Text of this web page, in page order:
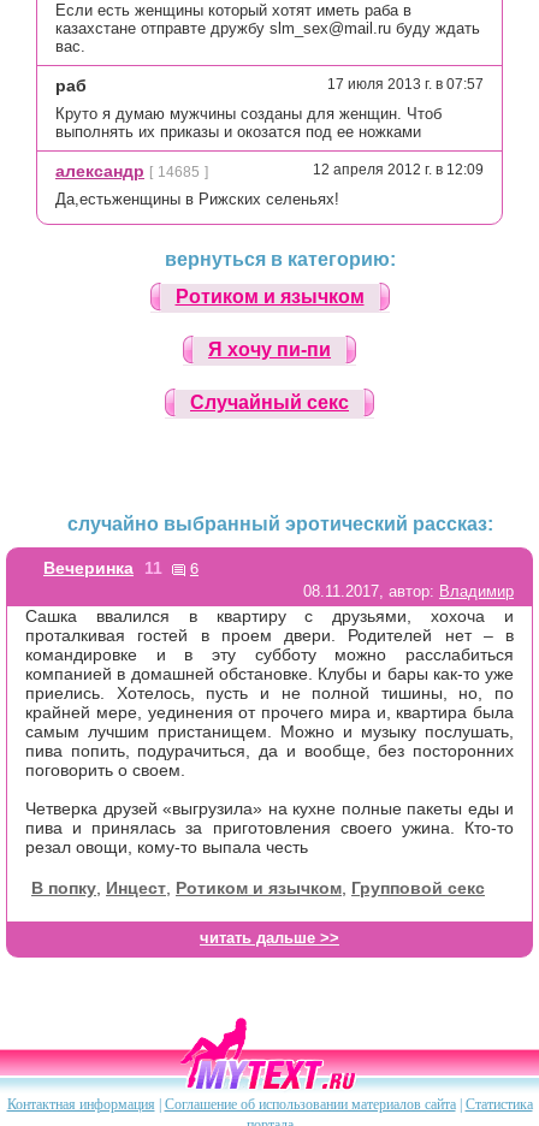
Если есть женщины который хотят иметь раба в
казахстане отправте дружбу slm_seх@mаil.ru буду ждать
вас.
раб 17 июля 2013 г. в 07:57
Круто я думаю мужчины созданы для женщин. Чтоб
выполнять их приказы и окозатся под ее ножками
александр [ 14685 ] 12 апреля 2012 г. в 12:09
Да,естьженщины в Рижских селеньях!
вернуться в категорию:
Ротиком и язычком
Я хочу пи-пи
Случайный секс
случайно выбранный эротический рассказ:
Вечеринка 11 6
08.11.2017, автор: Владимир
Сашка ввалился в квартиру с друзьями, хохоча и
проталкивая гостей в проем двери. Родителей нет – в
командировке и в эту субботу можно расслабиться
компанией в домашней обстановке. Клубы и бары как-то уже
приелись. Хотелось, пусть и не полной тишины, но, по
крайней мере, уединения от прочего мира и, квартира была
самым лучшим пристанищем. Можно и музыку послушать,
пива попить, подурачиться, да и вообще, без посторонних
поговорить о своем.
Четверка друзей «выгрузила» на кухне полные пакеты еды и
пива и принялась за приготовления своего ужина. Кто-то
резал овощи, кому-то выпала честь
В попку, Инцест, Ротиком и язычком, Групповой секс
читать дальше >>
Контактная информация Соглашение об использовании материалов сайта| Статистика